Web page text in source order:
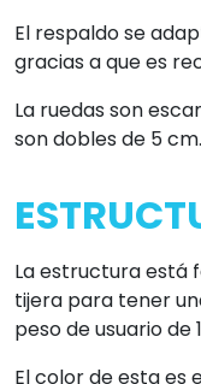
El respaldo se
gracias a que es
La ruedas son
son dobles de 5 cm.
La estructura está
tijera para tener
peso de usuario de
El color de esta es